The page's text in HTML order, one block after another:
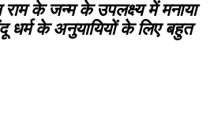
राम के जन्म के उपलक्ष्य में मनाया
धर्म के अनुयायियों के लिए बहुत